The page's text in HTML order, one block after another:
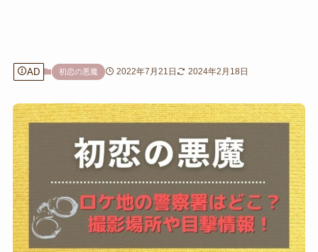
AD 初恋の悪魔 2022年7月21日 2024年2月18日